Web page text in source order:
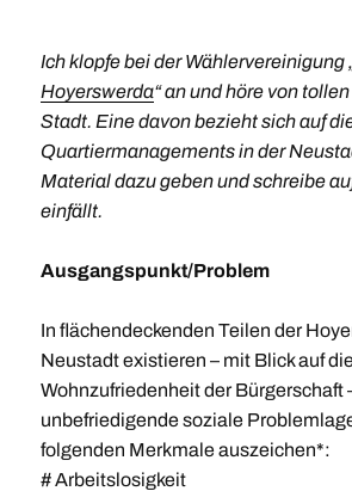
Ich klopfe bei der Wählervereinigung
Hoyerswerda“ an und höre von
Stadt. Eine davon bezieht sich auf
Quartiermanagements in der
Material dazu geben und schreibe
einfällt.
Ausgangspunkt/Problem
In flächendeckenden Teilen der
Neustadt existieren – mit Blick auf
Wohnzufriedenheit der Bürgerschaft
unbefriedigende soziale
folgenden Merkmale auszeichen*:
# Arbeitslosigkeit